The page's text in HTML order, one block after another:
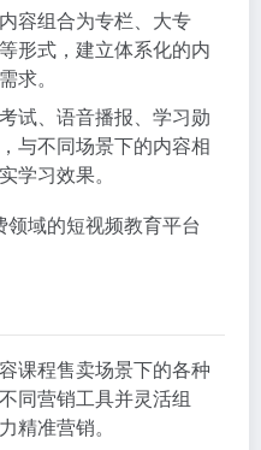
容组合为专栏、大专
形式，建立体系化的内
求。
试、语音播报、学习勋
与不同场景下的内容相
学习效果。
课程售卖场景下的各种
同营销工具并灵活组
精准营销。